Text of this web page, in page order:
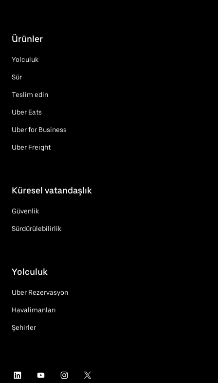
Ürünler
Yolculuk
Sür
Teslim edin
Uber Eats
Uber for Business
Uber Freight
Küresel vatandaşlık
Güvenlik
Sürdürülebilirlik
Yolculuk
Uber Rezervasyon
Havalimanları
Şehirler